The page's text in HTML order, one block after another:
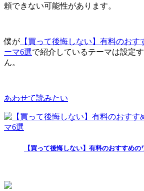
頼できない可能性があります。
僕が 【買って後悔しない】有料のお
ーマ6選で紹介しているテーマは設定
ん。
あわせて読みたい
【買って後悔しない】有料のおすすめ